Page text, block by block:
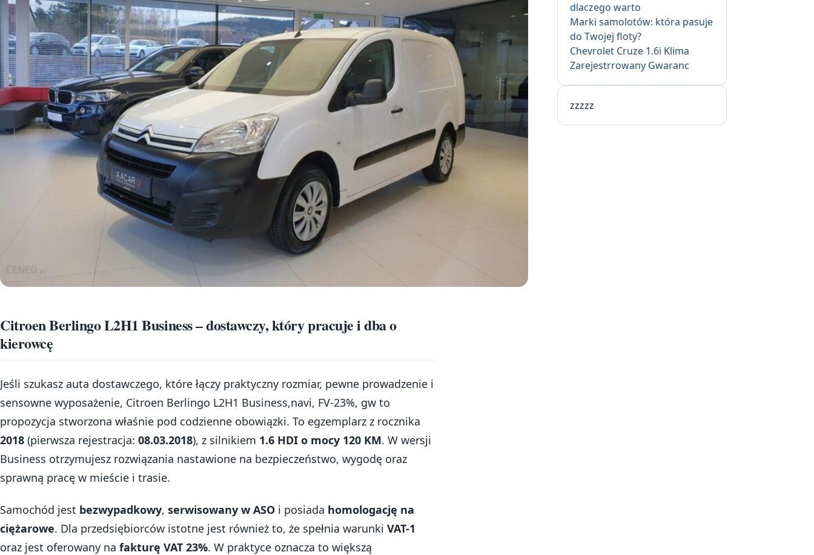
Citroen Berlingo L2H1 Business – dostawczy, który pracuje i dba o
kierowcę
Jeśli szukasz auta dostawczego, które łączy praktyczny rozmiar, pewne prowadzenie i
sensowne wyposażenie, Citroen Berlingo L2H1 Business,navi, FV-23%, gw to
propozycja stworzona właśnie pod codzienne obowiązki. To egzemplarz z rocznika
2018 (pierwsza rejestracja: 08.03.2018), z silnikiem 1.6 HDI o mocy 120 KM. W wersji
Business otrzymujesz rozwiązania nastawione na bezpieczeństwo, wygodę oraz
sprawną pracę w mieście i trasie.
Samochód jest bezwypadkowy, serwisowany w ASO i posiada homologację na
ciężarowe. Dla przedsiębiorców istotne jest również to, że spełnia warunki VAT-1
oraz jest oferowany na fakturę VAT 23%. W praktyce oznacza to większą
dlaczego warto
Marki samolotów: która pasuje
do Twojej floty?
Chevrolet Cruze 1.6i Klima
Zarejestrrowany Gwaranc
zzzzz